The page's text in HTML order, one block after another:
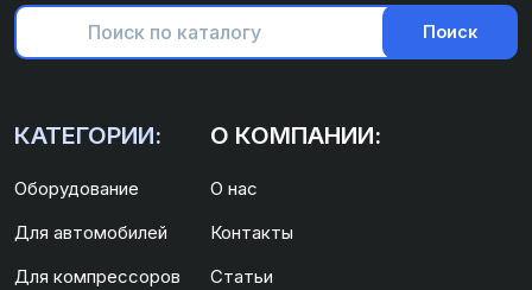
Поиск
КАТЕГОРИИ:
Оборудование
Для автомобилей
Для компрессоров
О КОМПАНИИ:
О нас
Контакты
Статьи